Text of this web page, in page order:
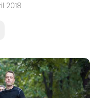
2018